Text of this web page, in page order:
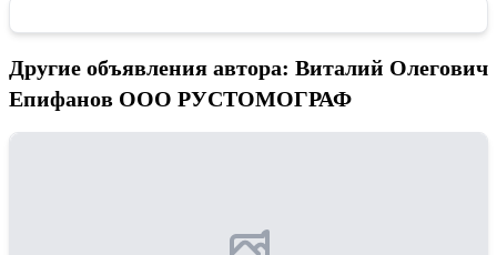
Другие объявления автора: Виталий Олегович
Епифанов ООО РУСТОМОГРАФ